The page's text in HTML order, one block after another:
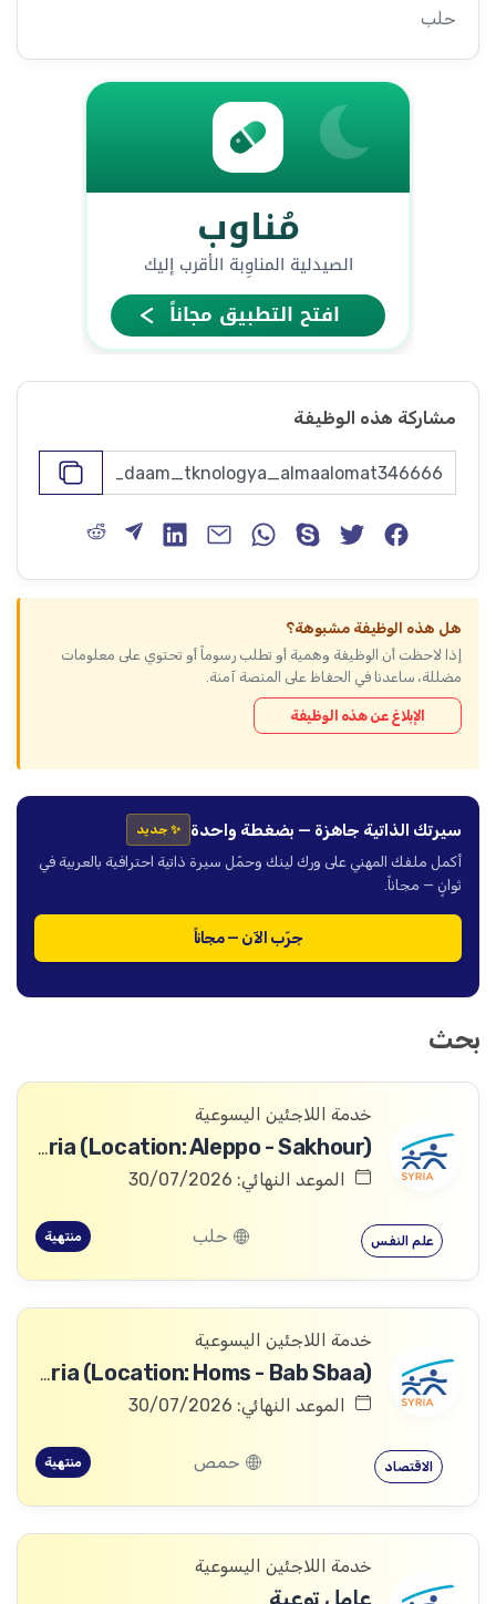
حلب
مشاركة هذه الوظيفة
هل هذه الوظيفة مشبوهة؟
إذا لاحظت أن الوظيفة وهمية أو تطلب رسوماً أو تحتوي على معلومات
مضللة، ساعدنا في الحفاظ على المنصة آمنة.
الإبلاغ عن هذه الوظيفة
سيرتك الذاتية جاهزة — بضغطة واحدة ✨ جديد
أكمل ملفك المهني على ورك لينك وحمّل سيرة ذاتية احترافية بالعربية في
ثوانٍ — مجاناً.
جرّب الآن — مجاناً
بحث
خدمة اللاجئين اليسوعية
PSS Worker - JRS Syria (Location: Aleppo - Sakhour)
الموعد النهائي: 30/07/2026
علم النفس حلب منتهية
خدمة اللاجئين اليسوعية
Finance Officer - JRS Syria (Location: Homs - Bab Sbaa)
الموعد النهائي: 30/07/2026
الاقتصاد حمص منتهية
خدمة اللاجئين اليسوعية